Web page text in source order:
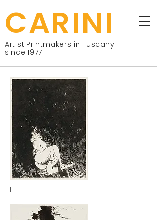
CARINI
Artist Printmakers in Tuscany
since 1977
I